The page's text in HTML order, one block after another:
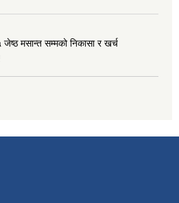
मसान्त सम्मको निकासा र खर्च